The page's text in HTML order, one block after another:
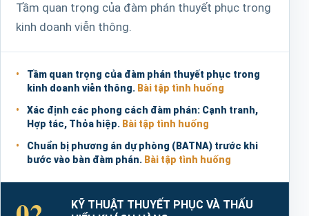
Tầm quan trọng của đàm phán thuyết phục trong
kinh doanh viễn thông.
Tầm quan trọng của đàm phán thuyết phục trong
kinh doanh viễn thông. Bài tập tình huống
Xác định các phong cách đàm phán: Cạnh tranh,
Hợp tác, Thỏa hiệp. Bài tập tình huống
Chuẩn bị phương án dự phòng (BATNA) trước khi
bước vào bàn đàm phán. Bài tập tình huống
KỸ THUẬT THUYẾT PHỤC VÀ THẤU